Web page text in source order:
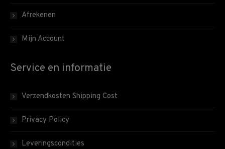
Afrekenen
Mijn Account
Service en informatie
Verzendkosten Shipping Cost
Privacy Policy
Leveringscondities